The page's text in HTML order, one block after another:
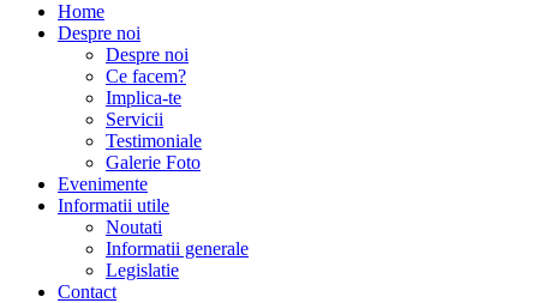
Home
Despre noi
Despre noi
Ce facem?
Implica-te
Servicii
Testimoniale
Galerie Foto
Evenimente
Informatii utile
Noutati
Informatii generale
Legislatie
Contact